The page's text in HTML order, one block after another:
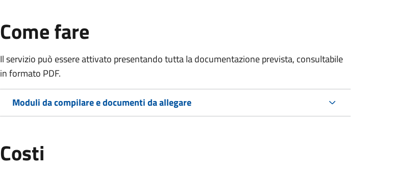
Come fare
Il servizio può essere attivato presentando tutta la documentazione prevista, consultabile
in formato PDF.
Moduli da compilare e documenti da allegare
Costi